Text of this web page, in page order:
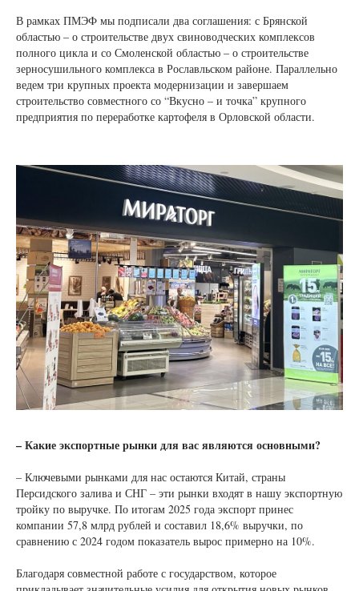
В рамках ПМЭФ мы подписали два соглашения: с Брянской
областью – о строительстве двух свиноводческих комплексов
полного цикла и со Смоленской областью – о строительстве
зерносушильного комплекса в Рославльском районе. Параллельно
ведем три крупных проекта модернизации и завершаем
строительство совместного со “Вкусно – и точка” крупного
предприятия по переработке картофеля в Орловской области.
– Какие экспортные рынки для вас являются основными?
– Ключевыми рынками для нас остаются Китай, страны
Персидского залива и СНГ – эти рынки входят в нашу экспортную
тройку по выручке. По итогам 2025 года экспорт принес
компании 57,8 млрд рублей и составил 18,6% выручки, по
сравнению с 2024 годом показатель вырос примерно на 10%.
Благодаря совместной работе с государством, которое